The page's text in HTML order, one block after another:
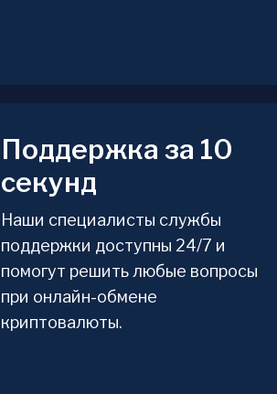
Поддержка за 10
секунд
Наши специалисты службы
поддержки доступны 24/7 и
помогут решить любые вопросы
при онлайн-обмене
криптовалюты.